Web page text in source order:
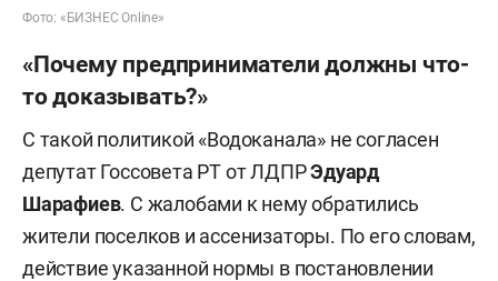
Фото: «БИЗНЕС Online»
«Почему предприниматели должны что-
то доказывать?»
С такой политикой «Водоканала» не согласен
депутат Госсовета РТ от ЛДПРЭдуард
Шарафиев. С жалобами к нему обратились
жители поселков и ассенизаторы. По его словам,
действие указанной нормы в постановлении